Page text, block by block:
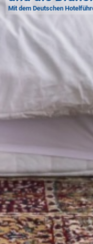
Mit dem Deutschen